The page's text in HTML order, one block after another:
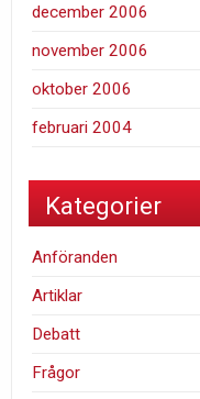
december 2006
november 2006
oktober 2006
februari 2004
Kategorier
Anföranden
Artiklar
Debatt
Frågor